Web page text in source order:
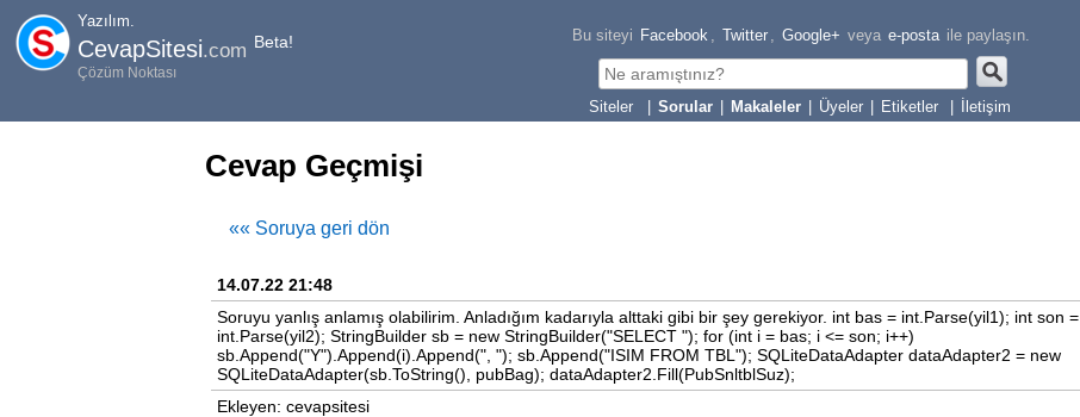
Yazılım.
CevapSitesi.com Beta!
Çözüm Noktası
Bu siteyi Facebook , Twitter , Google+ veya e-posta ile paylaşın.
Sorular Makaleler Üyeler Etiketler İletişim
Cevap Geçmişi
«« Soruya geri dön
14.07.22 21:48
Soruyu yanlış anlamış olabilirim. Anladığım kadarıyla alttaki gibi bir şey gerekiyor. int bas = int.Parse(yil1); int son =
int.Parse(yil2); StringBuilder sb = new StringBuilder("SELECT "); for (int i = bas; i <= son; i++)
sb.Append("Y").Append(i).Append(", "); sb.Append("ISIM FROM TBL"); SQLiteDataAdapter dataAdapter2 = new
SQLiteDataAdapter(sb.ToString(), pubBag); dataAdapter2.Fill(PubSnltblSuz);
Ekleyen: cevapsitesi